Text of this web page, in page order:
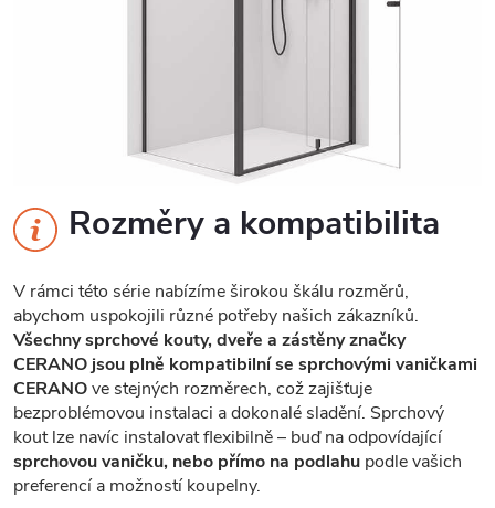
Rozměry a kompatibilita
V rámci této série nabízíme širokou škálu rozměrů,
abychom uspokojili různé potřeby našich zákazníků.
Všechny sprchové kouty, dveře a zástěny značky
CERANO jsou plně kompatibilní se sprchovými vaničkami
CERANOve stejných rozměrech, což zajišťuje
bezproblémovou instalaci a dokonalé sladění. Sprchový
kout lze navíc instalovat flexibilně – buď na odpovídající
sprchovou vaničku, nebo přímo na podlahu podle vašich
preferencí a možností koupelny.